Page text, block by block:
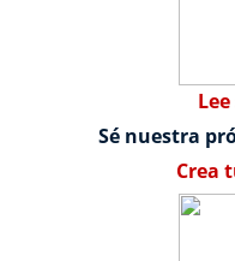
Sé nuestra
Crea